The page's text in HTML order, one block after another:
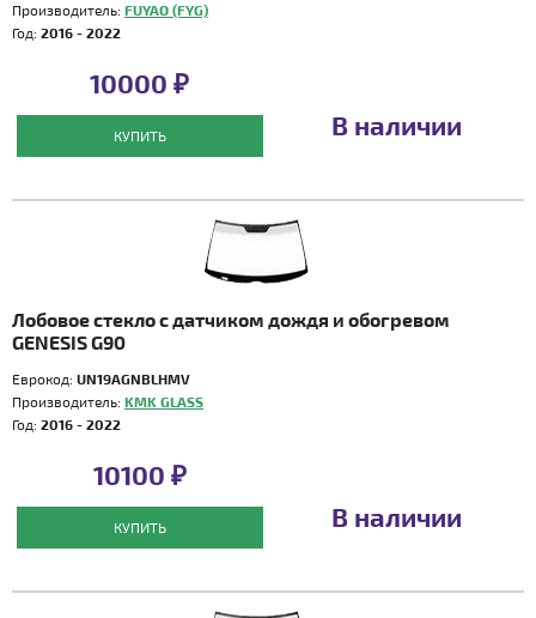
Производитель: FUYAO (FYG)
Год: 2016 - 2022
10000 ₽
КУПИТЬ В наличии
Лобовое стекло с датчиком дождя и обогревом
GENESIS G90
Еврокод: UN19AGNBLHMV
Производитель: KMK GLASS
Год: 2016 - 2022
10100 ₽
КУПИТЬ В наличии